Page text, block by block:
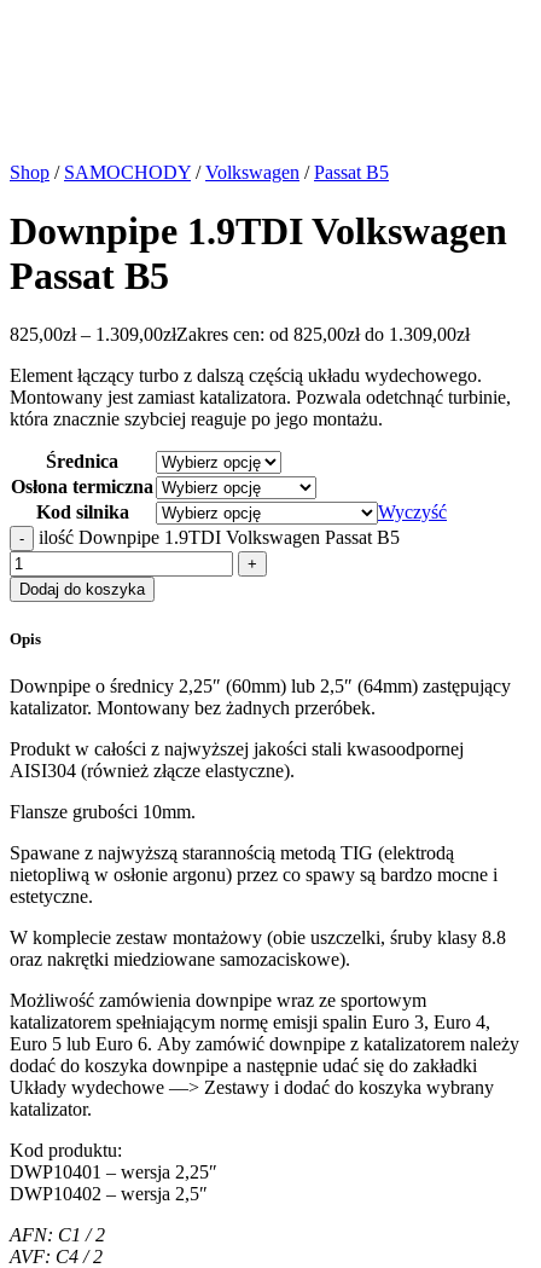
Shop / SAMOCHODY / Volkswagen / Passat B5
Downpipe 1.9TDI Volkswagen
Passat B5
825,00zł – 1.309,00złZakres cen: od 825,00zł do 1.309,00zł
Element łączący turbo z dalszą częścią układu wydechowego.
Montowany jest zamiast katalizatora. Pozwala odetchnąć turbinie,
która znacznie szybciej reaguje po jego montażu.
Średnica
Osłona termiczna
Kod silnika
Wyczyść
ilość Downpipe 1.9TDI Volkswagen Passat B5
Dodaj do koszyka
Opis
Downpipe o średnicy 2,25″ (60mm) lub 2,5″ (64mm) zastępujący
katalizator. Montowany bez żadnych przeróbek.
Produkt w całości z najwyższej jakości stali kwasoodpornej
AISI304 (również złącze elastyczne).
Flansze grubości 10mm.
Spawane z najwyższą starannością metodą TIG (elektrodą
nietopliwą w osłonie argonu) przez co spawy są bardzo mocne i
estetyczne.
W komplecie zestaw montażowy (obie uszczelki, śruby klasy 8.8
oraz nakrętki miedziowane samozaciskowe).
Możliwość zamówienia downpipe wraz ze sportowym
katalizatorem spełniającym normę emisji spalin Euro 3, Euro 4,
Euro 5 lub Euro 6. Aby zamówić downpipe z katalizatorem należy
dodać do koszyka downpipe a następnie udać się do zakładki
Układy wydechowe —> Zestawy i dodać do koszyka wybrany
katalizator.
Kod produktu:
DWP10401 – wersja 2,25″
DWP10402 – wersja 2,5″
AFN: C1 / 2
AVF: C4 / 2